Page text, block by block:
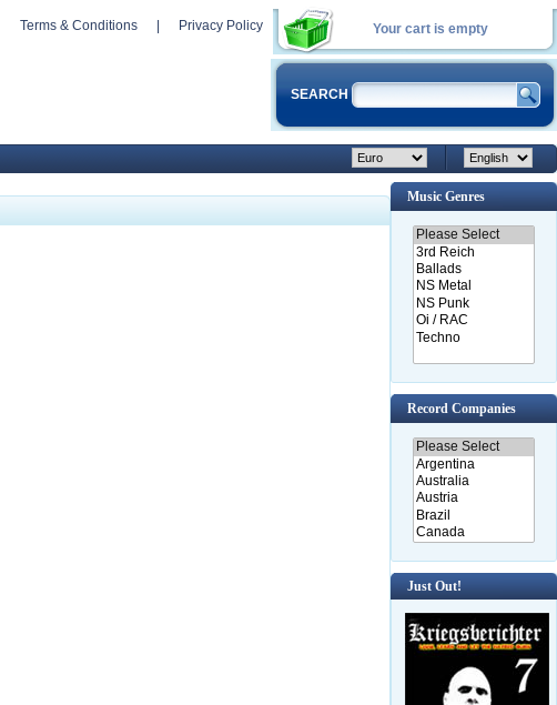
Your cart is empty
Terms & Conditions Privacy Policy
SEARCH
Music Genres
Record Companies
Just Out!